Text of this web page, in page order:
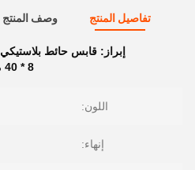
تفاصيل المنتج وصف المنتج
إبراز: قابس حائط بلاستيكي
8 * 40 مم بلاستيك مقابس حائط متسعة
اللون:
إنهاء: